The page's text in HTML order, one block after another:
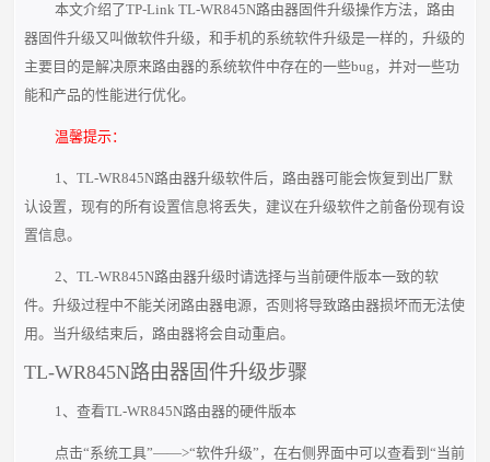
本文介绍了TP-Link TL-WR845N路由器固件升级操作方法，路由
器固件升级又叫做软件升级，和手机的系统软件升级是一样的，升级的
主要目的是解决原来路由器的系统软件中存在的一些bug，并对一些功
能和产品的性能进行优化。
温馨提示：
1、TL-WR845N路由器升级软件后，路由器可能会恢复到出厂默
认设置，现有的所有设置信息将丢失，建议在升级软件之前备份现有设
置信息。
2、TL-WR845N路由器升级时请选择与当前硬件版本一致的软
件。升级过程中不能关闭路由器电源，否则将导致路由器损坏而无法使
用。当升级结束后，路由器将会自动重启。
TL-WR845N路由器固件升级步骤
1、查看TL-WR845N路由器的硬件版本
点击“系统工具”——>“软件升级”，在右侧界面中可以查看到“当前